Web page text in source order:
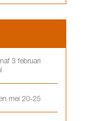
3 februari
mei 20-25